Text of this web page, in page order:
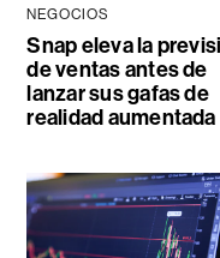
NEGOCIOS
Snap eleva la
de ventas antes de
lanzar sus gafas de
realidad aumentada